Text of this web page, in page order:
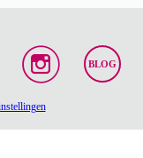
BLOG